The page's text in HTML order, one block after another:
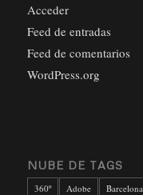
Acceder
Feed de entradas
Feed de comentarios
WordPress.org
NUBE DE TAGS
360º Adobe Barcelona